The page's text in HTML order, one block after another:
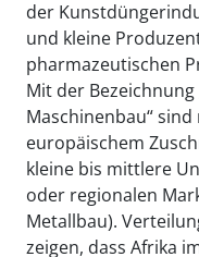
der
und kleine
pharmazeutischen
Mit der
Maschinenbau“
europäischem
kleine bis mittlere
oder regionalen
Metallbau).
zeigen, dass Afrika